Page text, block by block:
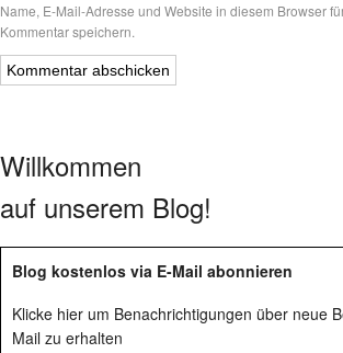
Name, E-Mail-Adresse und Website in diesem Browser
Kommentar speichern.
Willkommen
auf unserem Blog!
Blog kostenlos via E-Mail abonnieren
Klicke hier um Benachrichtigungen über neue
Mail zu erhalten